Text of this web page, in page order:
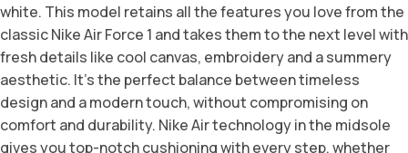
white. This model retains all the features you love from the
classic Nike Air Force 1 and takes them to the next level with
fresh details like cool canvas, embroidery and a summery
aesthetic. It’s the perfect balance between timeless
design and a modern touch, without compromising on
comfort and durability. Nike Air technology in the midsole
gives you top-notch cushioning with every step, whether